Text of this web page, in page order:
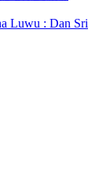
Luwu : Dan Sri